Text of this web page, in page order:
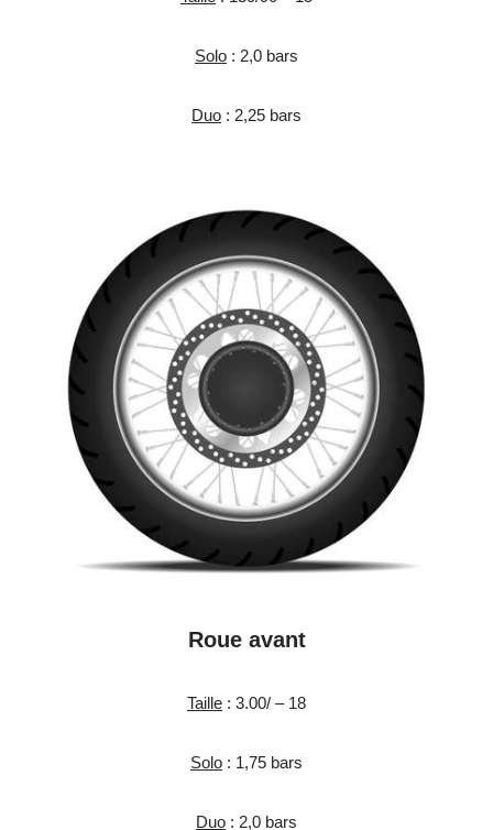
Solo : 2,0 bars
Duo : 2,25 bars
Roue avant
Taille : 3.00/ – 18
Solo : 1,75 bars
Duo : 2,0 bars